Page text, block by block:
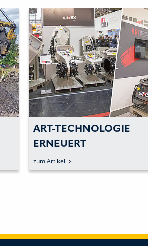
ART-TECHNOLOGIE
ERNEUERT
STRASSENBELÄGE IN
RBEITSSCHRITT
zum Artikel